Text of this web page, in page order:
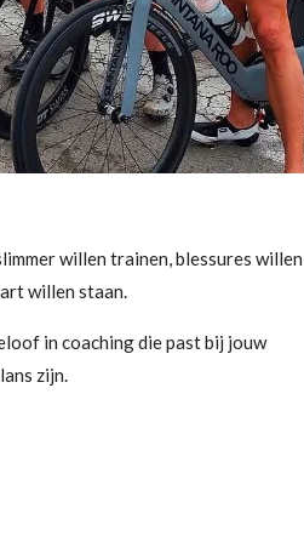
willen trainen, blessures willen
willen staan.
in coaching die past bij jouw
zijn.